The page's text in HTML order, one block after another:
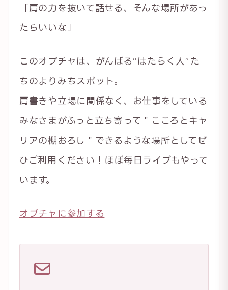
「肩の力を抜いて話せる、そんな場所があっ
たらいいな」
このオプチャは、がんばる“はたらく人”た
ちのよりみちスポット。
肩書きや立場に関係なく、お仕事をしている
みなさまがふっと立ち寄って＂こころとキャ
リアの棚おろし＂できるような場所としてぜ
ひご利用ください！ほぼ毎日ライブもやって
います。
オプチャに参加する